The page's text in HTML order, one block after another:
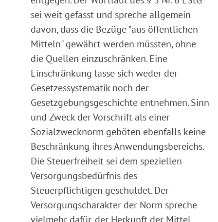
sei weit gefasst und spreche allgemein
davon, dass die Bezüge "aus öffentlichen
Mitteln" gewährt werden müssten, ohne
die Quellen einzuschränken. Eine
Einschränkung lasse sich weder der
Gesetzessystematik noch der
Gesetzgebungsgeschichte entnehmen. Sinn
und Zweck der Vorschrift als einer
Sozialzwecknorm geböten ebenfalls keine
Beschränkung ihres Anwendungsbereichs.
Die Steuerfreiheit sei dem speziellen
Versorgungsbedürfnis des
Steuerpflichtigen geschuldet. Der
Versorgungscharakter der Norm spreche